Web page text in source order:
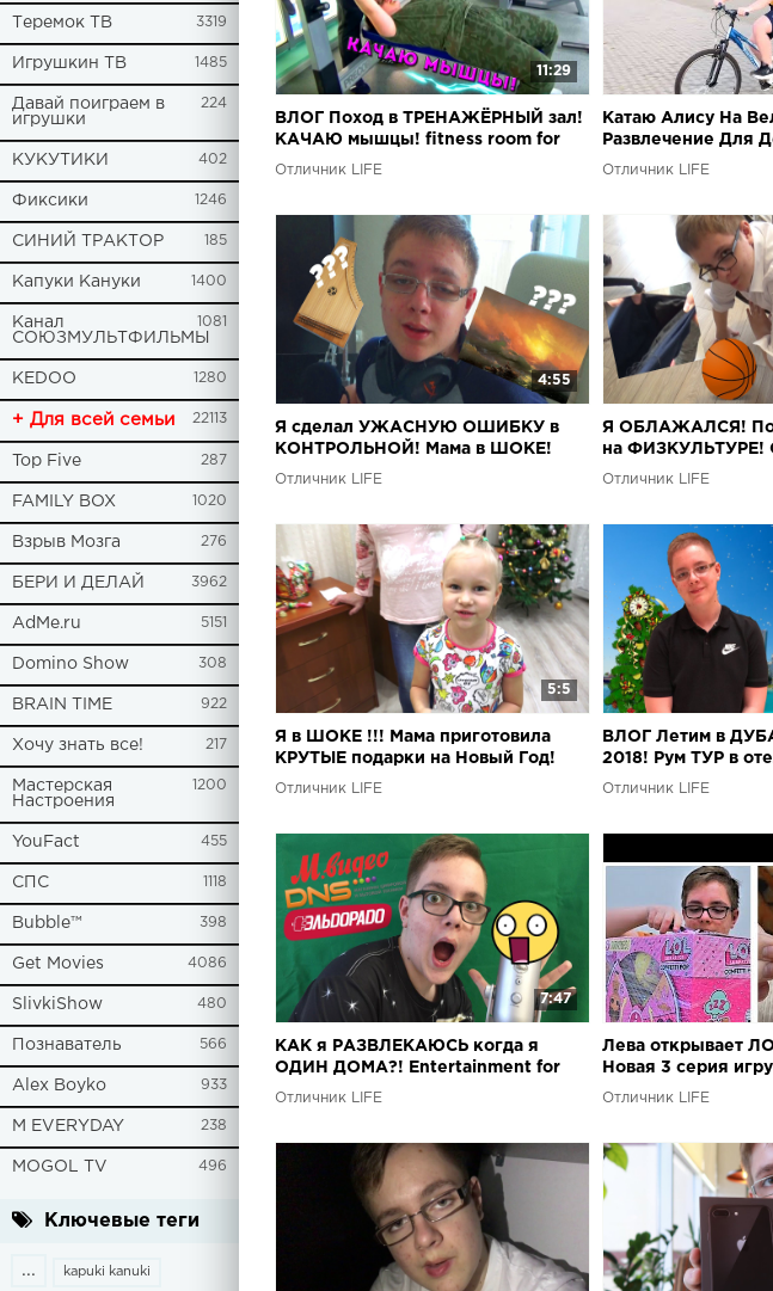
Теремок ТВ 3319
Игрушкин ТВ 1485
Давай поиграем в
игрушки
224
КУКУТИКИ 402
Фиксики 1246
СИНИЙ ТРАКТОР 185
Капуки Кануки 1400
Канал
СОЮЗМУЛЬТФИЛЬМЫ
1081
KEDOO 1280
+ Для всей семьи 22113
Top Five 287
FAMILY BOX 1020
Взрыв Мозга 276
БЕРИ И ДЕЛАЙ 3962
AdMe.ru 5151
Domino Show 308
BRAIN TIME 922
Хочу знать все! 217
Мастерская
Настроения
1200
YouFact 455
СПС 1118
Bubble™ 398
Get Movies 4086
SlivkiShow 480
Познаватель 566
Alex Boyko 933
M EVERYDAY 238
MOGOL TV 496
Ключевые теги
... kapuki kanuki
11:29
ВЛОГ Поход в ТРЕНАЖЁРНЫЙ зал!
КАЧАЮ мышцы! fitness room for
beginners
Отличник LIFE
Катаю Алису На
Развлечение Для
Отличник LIFE
4:55
Я сделал УЖАСНУЮ ОШИБКУ в
КОНТРОЛЬНОЙ! Мама в ШОКЕ!
ЗАПРЕТ на игры!!!
Отличник LIFE
Я ОБЛАЖАЛСЯ!
на ФИЗКУЛЬТУРЕ!
в ШОКЕ..
Отличник LIFE
5:5
Я в ШОКЕ !!! Мама приготовила
КРУТЫЕ подарки на Новый Год!
Отличник LIFE
ВЛОГ Летим в
2018! Рум ТУР в
Отличник LIFE
7:47
КАК я РАЗВЛЕКАЮСЬ когда я
ОДИН ДОМА?! Entertainment for
children. kids
Отличник LIFE
Лева открывает
Новая 3 серия
детей !
Отличник LIFE